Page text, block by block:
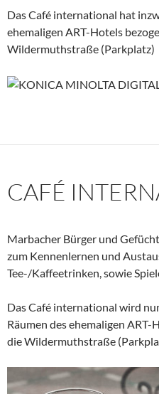
Das Café international hat
ehemaligen ART-Hotels
Wildermuthstraße (Parkplatz)
CAFÉ
Marbacher Bürger und
zum Kennenlernen und
Tee-/Kaffeetrinken, sowie
Das Café international wird
Räumen des ehemaligen
die Wildermuthstraße